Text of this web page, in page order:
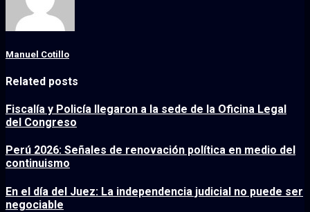
Manuel Cotillo
Related posts
Fiscalía y Policía llegaron a la sede de la Oficina Legal
del Congreso
Perú 2026: Señales de renovación política en medio del
continuismo
En el día del Juez: La independencia judicial no puede ser
negociable